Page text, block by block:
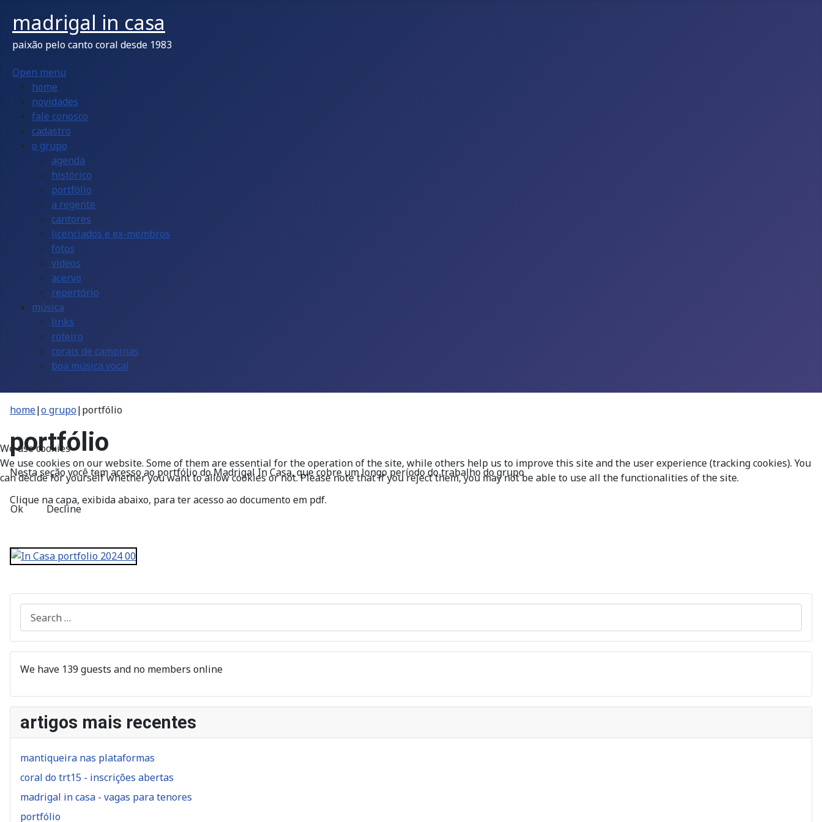
madrigal in casa
paixão pelo canto coral desde 1983
Open menu
home
novidades
fale conosco
cadastro
o grupo
agenda
histórico
portfólio
a regente
cantores
licenciados e ex-membros
fotos
vídeos
acervo
repertório
música
links
roteiro
corais de campinas
boa música vocal
home|o grupo|portfólio
portfólio
Nesta seção você tem acesso ao portfólio do Madrigal In Casa, que cobre um longo período do trabalho do grupo
Clique na capa, exibida abaixo, para ter acesso ao documento em pdf.
We have 139 guests and no members online
artigos mais recentes
mantiqueira nas plataformas
coral do trt15 - inscrições abertas
madrigal in casa - vagas para tenores
portfólio
We use cookies
We use cookies on our website. Some of them are essential for the operation of the site, while others help us to improve this site and the user experience (tracking cookies). You
can decide for yourself whether you want to allow cookies or not. Please note that if you reject them, you may not be able to use all the functionalities of the site.
Ok Decline